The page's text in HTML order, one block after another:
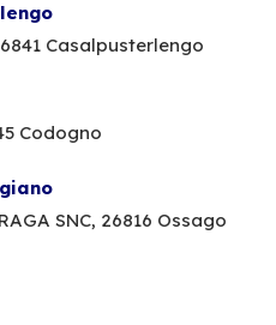
Casalpusterlengo
Codogno
SNC, 26816 Ossago